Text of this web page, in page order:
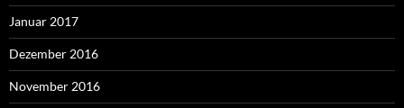
Januar 2017
Dezember 2016
November 2016